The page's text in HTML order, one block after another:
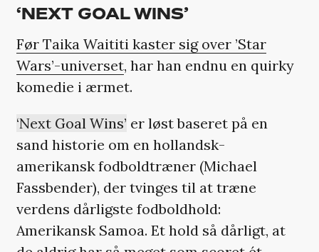
‘NEXT GOAL WINS’
Før Taika Waititi kaster sig over ’Star
Wars’-universet, har han endnu en quirky
komedie i ærmet.
‘Next Goal Wins’ er løst baseret på en
sand historie om en hollandsk-
amerikansk fodboldtræner (Michael
Fassbender), der tvinges til at træne
verdens dårligste fodboldhold:
Amerikansk Samoa. Et hold så dårligt, at